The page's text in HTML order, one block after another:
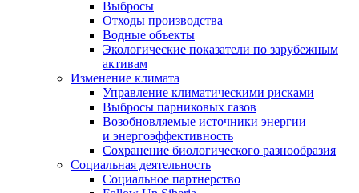
Выбросы
Отходы производства
Водные объекты
Экологические показатели по зарубежным
активам
Изменение климата
Управление климатическими рисками
Выбросы парниковых газов
Возобновляемые источники энергии
и энергоэффективность
Сохранение биологического разнообразия
Социальная деятельность
Социальное партнерство